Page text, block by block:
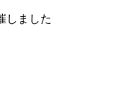
しました